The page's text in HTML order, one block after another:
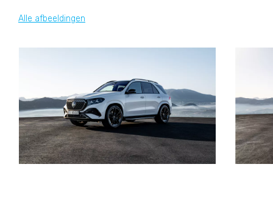
Alle afbeeldingen